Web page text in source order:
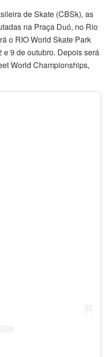
de Skate (CBSk), as
na Praça Duó, no Rio
o RIO World Skate Park
9 de outubro. Depois será
World Championships,